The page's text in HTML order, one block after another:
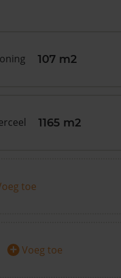
107 m2
1165 m2
toe
+ Voeg toe